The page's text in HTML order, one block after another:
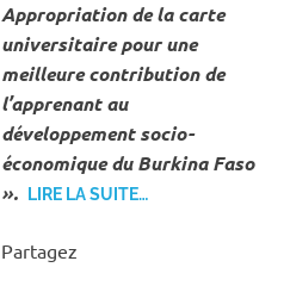
Appropriation de la carte
universitaire pour une
meilleure contribution de
l’apprenant au
développement socio-
économique du Burkina Faso
».
LIRE LA SUITE…
Partagez